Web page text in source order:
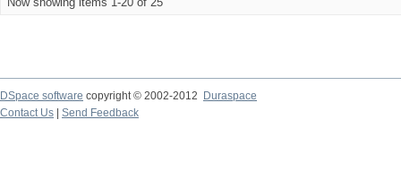
DSpace software copyright © 2002-2012
Duraspace
Contact Us
Send Feedback